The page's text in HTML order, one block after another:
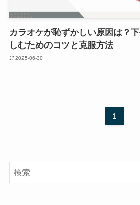
カラオケが恥ずかしい原因は？
しむためのコツと克服方法
2025-06-30
1